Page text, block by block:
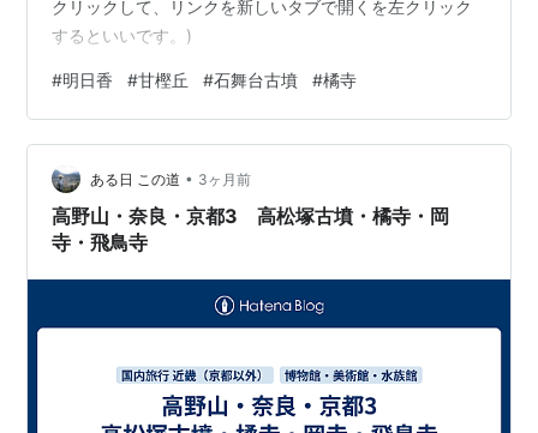
クリックして、リンクを新しいタブで開くを左クリック
するといいです。)
#明日香 #甘樫丘 #石舞台古墳 #橘寺
ある日 この道 • 3ヶ月前
高野山・奈良・京都3 高松塚古墳・橘寺・岡
寺・飛鳥寺